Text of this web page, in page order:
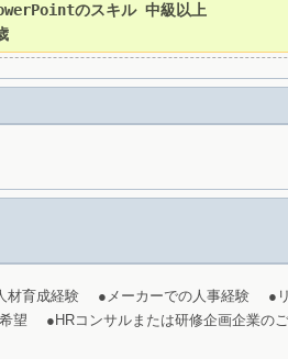
のスキル 中級以上
材育成経験●メーカーでの人事経験●リ
望 ●HRコンサルまたは研修企画企業の